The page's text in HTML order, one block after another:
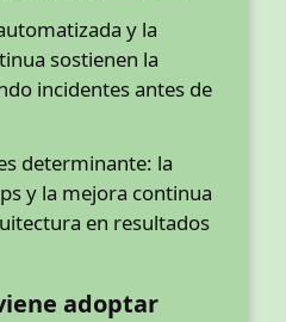
y la
sostienen la
incidentes antes de
determinante: la
y la mejora continua
en resultados
adoptar